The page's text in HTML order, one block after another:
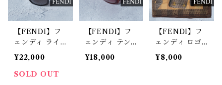
【FENDI】フ
ェンディ ライ
カ鼈甲柄サング
ラス brown
¥22,000
SOLD OUT
【FENDI】フ
ェンディ テン
プルロゴ・ズッ
カ柄サングラス
¥18,000
【FENDI】フ
ェンディ ロゴ
ハンカチ brow
¥8,000